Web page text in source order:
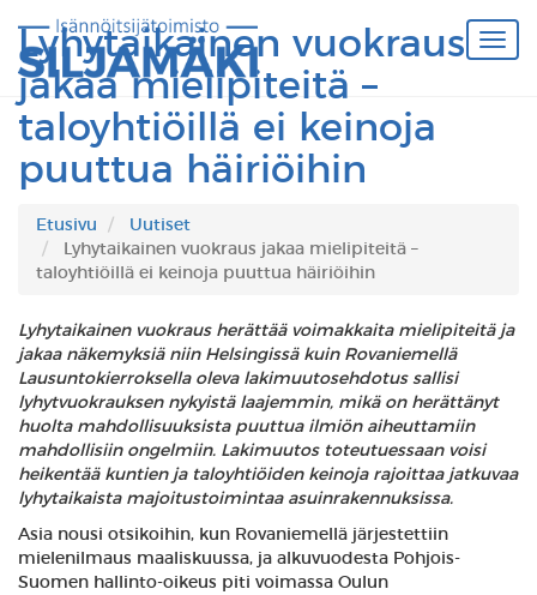
Lyhytaikainen vuokraus
jakaa mielipiteitä –
taloyhtiöillä ei keinoja
puuttua häiriöihin
Etusivu
Uutiset
Lyhytaikainen vuokraus jakaa mielipiteitä –
taloyhtiöillä ei keinoja puuttua häiriöihin
Lyhytaikainen vuokraus herättää voimakkaita mielipiteitä ja
jakaa näkemyksiä niin Helsingissä kuin Rovaniemellä
Lausuntokierroksella oleva lakimuutosehdotus sallisi
lyhytvuokrauksen nykyistä laajemmin, mikä on herättänyt
huolta mahdollisuuksista puuttua ilmiön aiheuttamiin
mahdollisiin ongelmiin. Lakimuutos toteutuessaan voisi
heikentää kuntien ja taloyhtiöiden keinoja rajoittaa jatkuvaa
lyhytaikaista majoitustoimintaa asuinrakennuksissa.
Asia nousi otsikoihin, kun Rovaniemellä järjestettiin
mielenilmaus maaliskuussa, ja alkuvuodesta Pohjois-
Suomen hallinto-oikeus piti voimassa Oulun